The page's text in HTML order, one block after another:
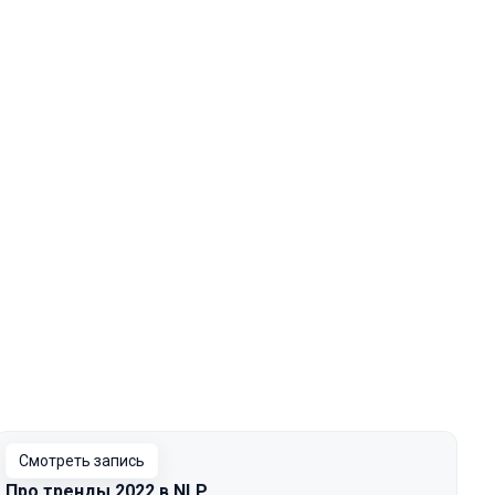
Смотреть запись